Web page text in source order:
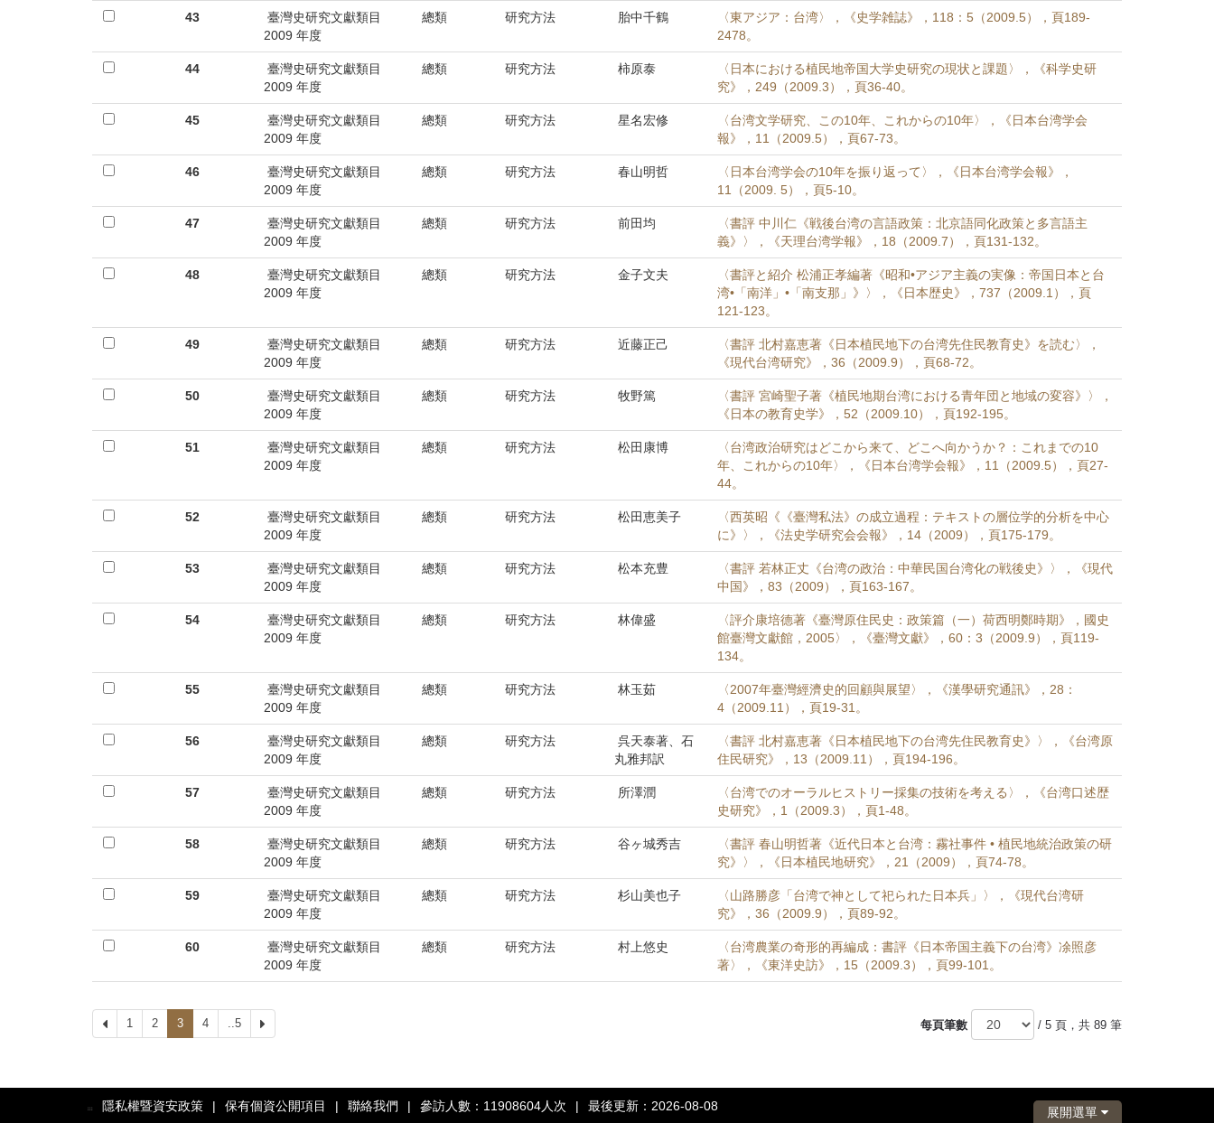
43
臺灣史研究文獻類目
2009 年度
總類 研究方法 胎中千鶴
〈東アジア：台湾〉，《史学雑誌》，118：5（2009.5），頁189-
2478。
44
臺灣史研究文獻類目
2009 年度
總類 研究方法 柿原泰
〈日本における植民地帝国大学史研究の現状と課題〉，《科学史研
究》，249（2009.3），頁36-40。
45
臺灣史研究文獻類目
2009 年度
總類 研究方法 星名宏修
〈台湾文学研究、この10年、これからの10年〉，《日本台湾学会
報》，11（2009.5），頁67-73。
46
臺灣史研究文獻類目
2009 年度
總類 研究方法 春山明哲
〈日本台湾学会の10年を振り返って〉，《日本台湾学会報》，
11（2009. 5），頁5-10。
47
臺灣史研究文獻類目
2009 年度
總類 研究方法 前田均
〈書評 中川仁《戦後台湾の言語政策：北京語同化政策と多言語主
義》〉，《天理台湾学報》，18（2009.7），頁131-132。
48
臺灣史研究文獻類目
2009 年度
總類 研究方法 金子文夫
〈書評と紹介 松浦正孝編著《昭和•アジア主義の実像：帝国日本と台
湾•「南洋」•「南支那」》〉，《日本歴史》，737（2009.1），頁
121-123。
49
臺灣史研究文獻類目
2009 年度
總類 研究方法 近藤正己
〈書評 北村嘉恵著《日本植民地下の台湾先住民教育史》を読む〉，
《現代台湾研究》，36（2009.9），頁68-72。
50
臺灣史研究文獻類目
2009 年度
總類 研究方法 牧野篤
〈書評 宮崎聖子著《植民地期台湾における青年団と地域の変容》〉，
《日本の教育史学》，52（2009.10），頁192-195。
51
臺灣史研究文獻類目
2009 年度
總類 研究方法 松田康博
〈台湾政治研究はどこから来て、どこへ向かうか？：これまでの10
年、これからの10年〉，《日本台湾学会報》，11（2009.5），頁27-
44。
52
臺灣史研究文獻類目
2009 年度
總類 研究方法 松田恵美子
〈西英昭《《臺灣私法》の成立過程：テキストの層位学的分析を中心
に》〉，《法史学研究会会報》，14（2009），頁175-179。
53
臺灣史研究文獻類目
2009 年度
總類 研究方法 松本充豊
〈書評 若林正丈《台湾の政治：中華民国台湾化の戦後史》〉，《現代
中国》，83（2009），頁163-167。
54
臺灣史研究文獻類目
2009 年度
總類 研究方法 林偉盛
〈評介康培德著《臺灣原住民史：政策篇（一）荷西明鄭時期》，國史
館臺灣文獻館，2005〉，《臺灣文獻》，60：3（2009.9），頁119-
134。
55
臺灣史研究文獻類目
2009 年度
總類 研究方法 林玉茹
〈2007年臺灣經濟史的回顧與展望〉，《漢學研究通訊》，28：
4（2009.11），頁19-31。
56
臺灣史研究文獻類目
2009 年度
總類 研究方法
呉天泰著、石
丸雅邦訳
〈書評 北村嘉恵著《日本植民地下の台湾先住民教育史》〉，《台湾原
住民研究》，13（2009.11），頁194-196。
57
臺灣史研究文獻類目
2009 年度
總類 研究方法 所澤潤
〈台湾でのオーラルヒストリー採集の技術を考える〉，《台湾口述歴
史研究》，1（2009.3），頁1-48。
58
臺灣史研究文獻類目
2009 年度
總類 研究方法 谷ヶ城秀吉
〈書評 春山明哲著《近代日本と台湾：霧社事件 • 植民地統治政策の研
究》〉，《日本植民地研究》，21（2009），頁74-78。
59
臺灣史研究文獻類目
2009 年度
總類 研究方法 杉山美也子
〈山路勝彦「台湾で神として祀られた日本兵」〉，《現代台湾研
究》，36（2009.9），頁89-92。
60
臺灣史研究文獻類目
2009 年度
總類 研究方法 村上悠史
〈台湾農業の奇形的再編成：書評《日本帝国主義下の台湾》凃照彦
著〉，《東洋史訪》，15（2009.3），頁99-101。
上
一
1 2 3 4 ..5
一
每頁筆數 / 5 頁，共 89 筆
::: 隱私權暨資安政策 | 保有個資公開項目 | 聯絡我們 | 參訪人數：11908604人次 | 最後更新：2026-08-08 展開選單